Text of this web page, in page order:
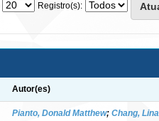
Registro(s):
Autor(es)
Pianto, Donald Matthew; Chang, Lina